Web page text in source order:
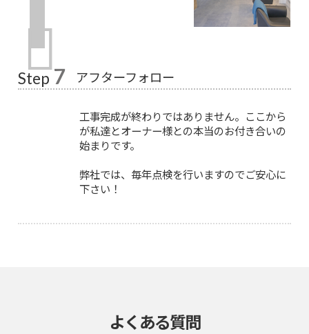
Step 7 アフターフォロー
工事完成が終わりではありません。ここから
が私達とオーナー様との本当のお付き合いの
始まりです。
弊社では、毎年点検を行いますのでご安心に
下さい！
よくある質問